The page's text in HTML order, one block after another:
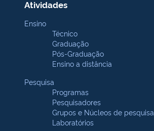
Atividades
Ensino
Técnico
Graduação
Pós-Graduação
Ensino a distância
Pesquisa
Programas
Pesquisadores
Grupos e Núcleos de pesquisa
Laboratórios